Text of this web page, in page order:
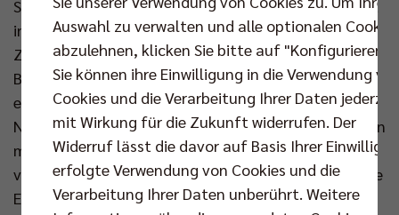
Seiten, wie stark sich der jeweils andere zum Auftakt
in der Königsklasse präsentieren würde. Mit 4.836
Zuschauern in ihrem Volleyballtempel forderten die
BR Volleys ACH Volley Ljubljana heraus und es
entwickelte sich schnell ein Duell auf Augenhöhe.
Nach einer Abtastphase (6:6) konnten die Hausherren
mit Tobias Krick an der Aufschlaglinie zuerst
vorlegen (10:6), doch dann stoppte ein Ex-Berliner die
Euphoriewelle in der Arena. Saso Stalekar packte mit
Auswahl zu verwalten und alle optionalen Cookies
abzulehnen, klicken Sie bitte auf "Konfigurieren".
Sie können ihre Einwilligung in die Verwendung
Cookies und die Verarbeitung Ihrer Daten
mit Wirkung für die Zukunft widerrufen. Der
Widerruf lässt die davor auf Basis Ihrer
erfolgte Verwendung von Cookies und die
Verarbeitung Ihrer Daten unberührt. Weitere